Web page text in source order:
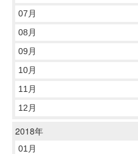
07月
08月
09月
10月
11月
12月
2018年
01月